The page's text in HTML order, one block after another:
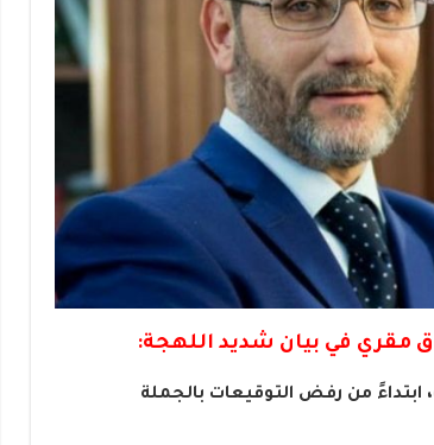
مقري في بيان شديد اللهجة:
من رفض التوقيعات بالجملة